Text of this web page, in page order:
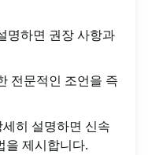
명하면 권장 사항과
전문적인 조언을 즉
히 설명하면 신속
을 제시합니다.